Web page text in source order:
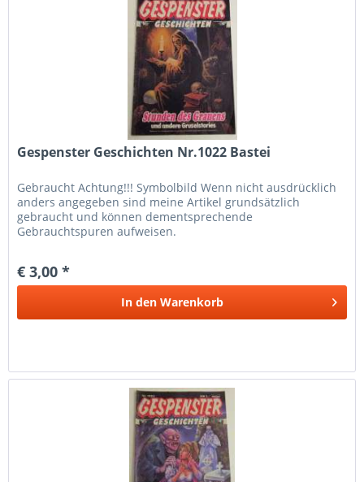
Gespenster Geschichten Nr.1022 Bastei
Gebraucht Achtung!!! Symbolbild Wenn nicht ausdrücklich
anders angegeben sind meine Artikel grundsätzlich
gebraucht und können dementsprechende
Gebrauchtspuren aufweisen.
€ 3,00 *
In den Warenkorb